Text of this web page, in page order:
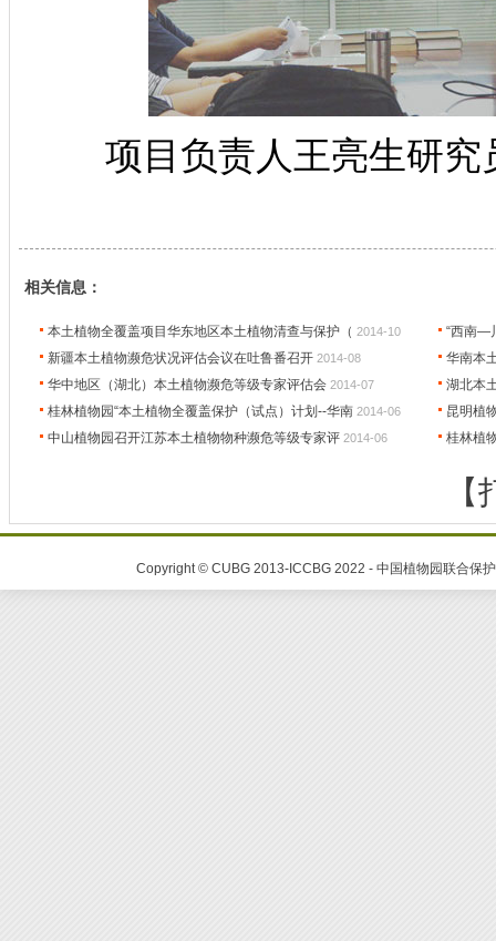
项目负责人王亮生研究
相关信息：
本土植物全覆盖项目华东地区本土植物清查与保护（ 2014-10
“西南—
新疆本土植物濒危状况评估会议在吐鲁番召开 2014-08
华南本
华中地区（湖北）本土植物濒危等级专家评估会 2014-07
湖北本
桂林植物园“本土植物全覆盖保护（试点）计划--华南 2014-06
昆明植
中山植物园召开江苏本土植物物种濒危等级专家评 2014-06 桂林植
Copyright © CUBG 2013-ICCBG 2022 - 中国植物园联合保